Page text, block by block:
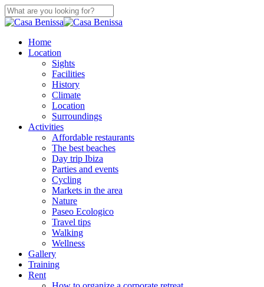
Skip
to
content
Close
search
Menu
Home
Location
Sights
Facilities
History
Climate
Location
Surroundings
Activities
Affordable restaurants
The best beaches
Day trip Ibiza
Parties and events
Cycling
Markets in the area
Nature
Paseo Ecologico
Travel tips
Walking
Wellness
Gallery
Training
Rent